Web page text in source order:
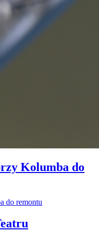
Kolumba do